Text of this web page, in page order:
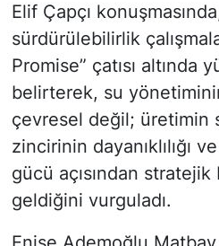
Elif Çapçı
sürdürülebilirlik
Promise” çatısı altında
belirterek, su
çevresel değil; üretimin
zincirinin dayanıklılığı
gücü açısından
geldiğini vurguladı.